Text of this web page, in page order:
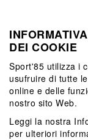
ONLY IN STORE
DEI COOKIE
Sport'85 utilizza i
usufruire di tutte
online e delle
nostro sito Web.
Leggi la nostra
per ulteriori